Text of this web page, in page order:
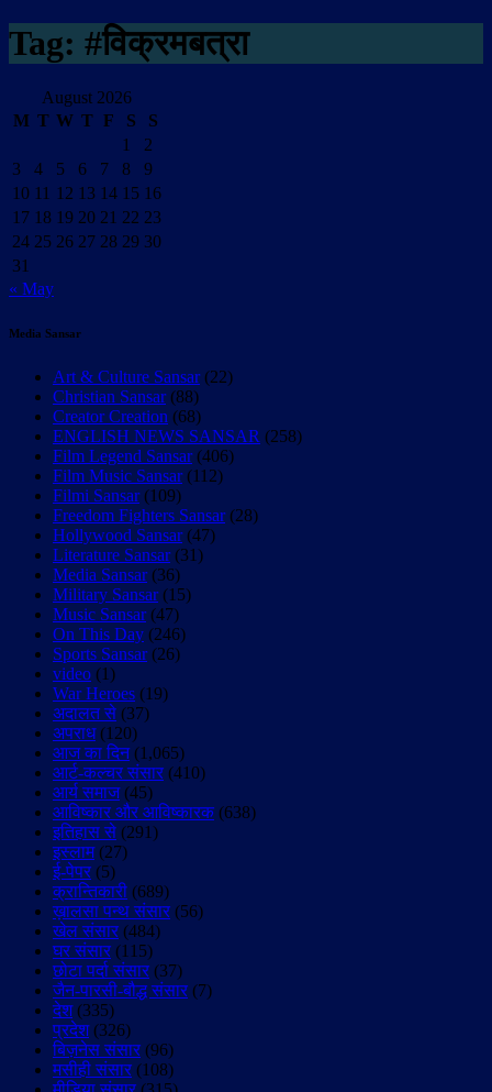
Tag: #विक्रमबत्रा
August 2026
M T W T F S
S
1
2
3
4 5 6 7 8
9
10 11 12 13 14 15 16
17 18 19 20 21 22 23
24 25 26 27 28 29 30
31
« May
Media Sansar
Art & Culture Sansar(22)
Christian Sansar(88)
Creator Creation (68)
ENGLISH NEWS SANSAR (258)
Film Legend Sansar(406)
Film Music Sansar(112)
Filmi Sansar(109)
Freedom Fighters Sansar(28)
Hollywood Sansar(47)
Literature Sansar(31)
Media Sansar(36)
Military Sansar(15)
Music Sansar(47)
On This Day (246)
Sports Sansar(26)
video (1)
War Heroes (19)
अदालत से (37)
अपराध(120)
आज का दिन(1,065)
आर्ट-कल्चर संसार (410)
आर्य समाज(45)
आविष्कार और आविष्कारक (638)
इतिहास से (291)
इस्लाम(27)
ई-पेपर (5)
क्रान्तिकारी (689)
ख़ालसा पन्थ संसार (56)
खेल संसार (484)
घर संसार (115)
छोटा पर्दा संसार (37)
जैन-पारसी-बौद्ध संसार (7)
देश(335)
प्रदेश(326)
बिज़नेस संसार (96)
मसीही संसार (108)